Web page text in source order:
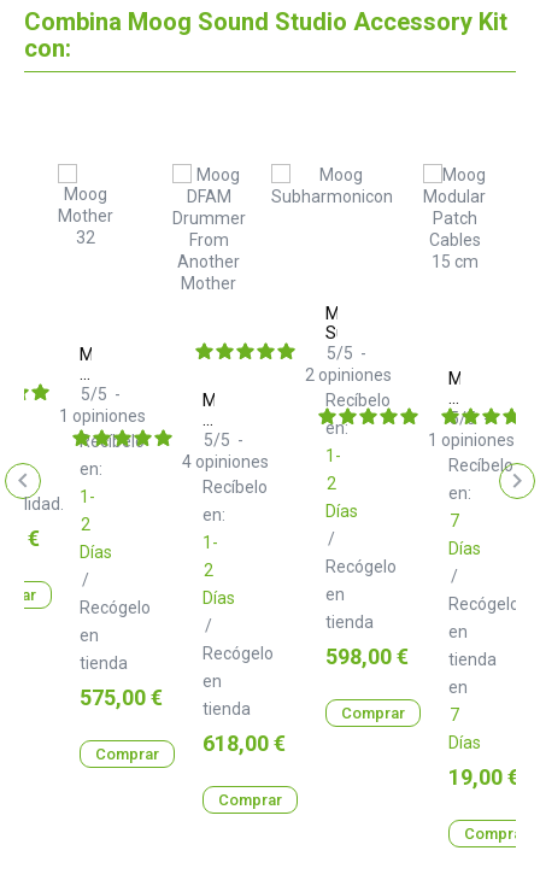
Combina Moog Sound Studio Accessory Kit
con:
€
Moog
Mother
32
Recíbelo
en:
1-
2
Días
/
Recógelo
en
tienda
5/5 -
1 opiniones
Precio
575,00 €
Comprar
Moog
DFAM
Drummer
From
Another
Mother
Recíbelo
en:
1-
2
Días
/
Recógelo
en
tienda
5/5 -
4 opiniones
Precio
618,00 €
Comprar
Moog
Subharmonicon
Recíbelo
en:
1-
2
Días
/
Recógelo
en
tienda
5/5 -
2 opiniones
Precio
598,00 €
Comprar
Moog
Modular
Patch
Cables
15
cm
Recíbelo
en:
7
Días
/
Recógelo
en
tienda
en
7
Días
5/5-
1 opiniones
Precio
19,00 €
Comprar